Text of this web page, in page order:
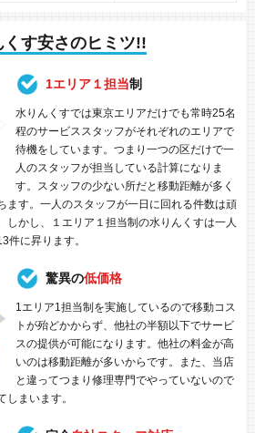
くす安さのヒミツ!!
1エリア１担当制
水りんくすでは東京エリアだけでも常時25名
程のサービススタッフがそれぞれのエリアで
待機をしています。つまり一つの区だけで一
人のスタッフが担当している計算になりま
す。スタッフの少ない所だと移動距離が多く
ます。一人のスタッフが一日に回れる件数は頑
しかし、１エリア１担当制の水りんくすは一人
件に昇ります。
驚異の低価格
1エリア1担当制を実施しているので移動コス
トが殆どかからず、他社の半額以下でサービ
スの提供が可能になります。他社の料金が高
いのは移動距離が多いからです。また、当店
と違ってつまり修理専門でやっていないので
しまいます。